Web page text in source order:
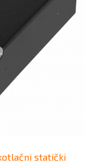
statički